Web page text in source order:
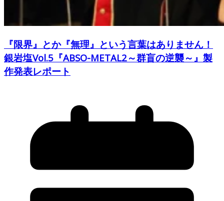
『限界』とか『無理』という言葉はありません！
銀岩塩Vol.5『ABSO-METAL2～群盲の逆襲～』製
作発表レポート